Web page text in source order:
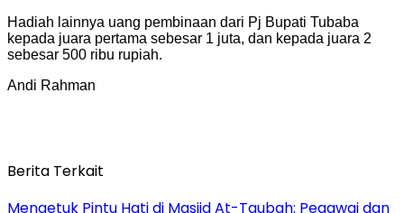
Hadiah lainnya uang pembinaan dari Pj Bupati Tubaba
kepada juara pertama sebesar 1 juta, dan kepada juara 2
sebesar 500 ribu rupiah.
Andi Rahman
Berita Terkait
Mengetuk Pintu Hati di Masjid At-Taubah: Pegawai dan